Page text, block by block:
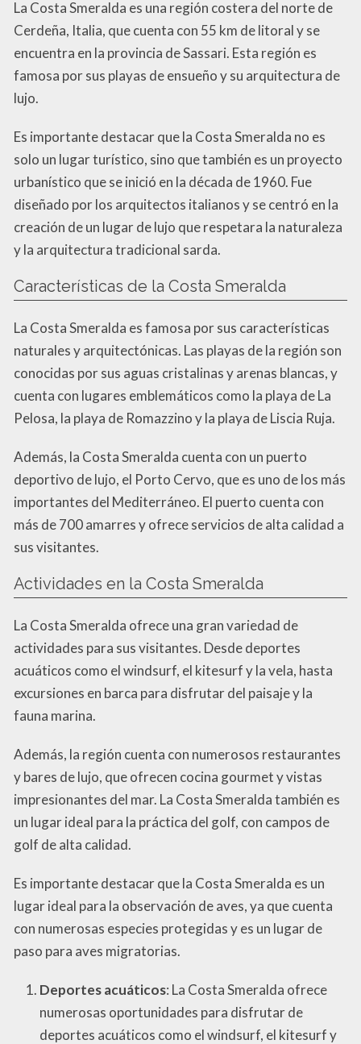
La Costa Smeralda es una región costera del norte de
Cerdeña, Italia, que cuenta con 55 km de litoral y se
encuentra en la provincia de Sassari. Esta región es
famosa por sus playas de ensueño y su arquitectura de
lujo.
Es importante destacar que la Costa Smeralda no es
solo un lugar turístico, sino que también es un proyecto
urbanístico que se inició en la década de 1960. Fue
diseñado por los arquitectos italianos y se centró en la
creación de un lugar de lujo que respetara la naturaleza
y la arquitectura tradicional sarda.
Características de la Costa Smeralda
La Costa Smeralda es famosa por sus características
naturales y arquitectónicas. Las playas de la región son
conocidas por sus aguas cristalinas y arenas blancas, y
cuenta con lugares emblemáticos como la playa de La
Pelosa, la playa de Romazzino y la playa de Liscia Ruja.
Además, la Costa Smeralda cuenta con un puerto
deportivo de lujo, el Porto Cervo, que es uno de los más
importantes del Mediterráneo. El puerto cuenta con
más de 700 amarres y ofrece servicios de alta calidad a
sus visitantes.
Actividades en la Costa Smeralda
La Costa Smeralda ofrece una gran variedad de
actividades para sus visitantes. Desde deportes
acuáticos como el windsurf, el kitesurf y la vela, hasta
excursiones en barca para disfrutar del paisaje y la
fauna marina.
Además, la región cuenta con numerosos restaurantes
y bares de lujo, que ofrecen cocina gourmet y vistas
impresionantes del mar. La Costa Smeralda también es
un lugar ideal para la práctica del golf, con campos de
golf de alta calidad.
Es importante destacar que la Costa Smeralda es un
lugar ideal para la observación de aves, ya que cuenta
con numerosas especies protegidas y es un lugar de
paso para aves migratorias.
Deportes acuáticos: La Costa Smeralda ofrece
numerosas oportunidades para disfrutar de
deportes acuáticos como el windsurf, el kitesurf y